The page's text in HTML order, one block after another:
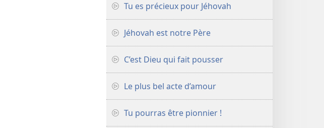
Tu es précieux pour Jéhovah
Jéhovah est notre Père
C’est Dieu qui fait pousser
Le plus bel acte d’amour
Tu pourras être pionnier !